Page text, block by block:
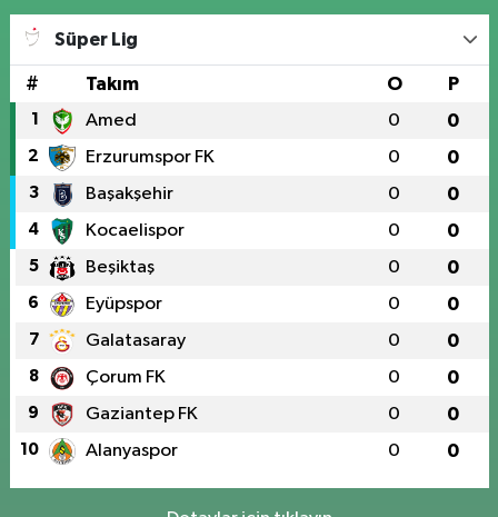
Süper Lig
# Takım O P
1 Amed 0 0
2 Erzurumspor FK 0 0
3 Başakşehir 0 0
4 Kocaelispor 0 0
5 Beşiktaş 0 0
6 Eyüpspor 0 0
7 Galatasaray 0 0
8 Çorum FK 0 0
9 Gaziantep FK 0 0
10 Alanyaspor 0 0